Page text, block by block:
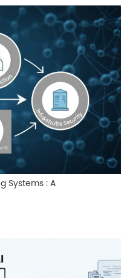
Systems : A